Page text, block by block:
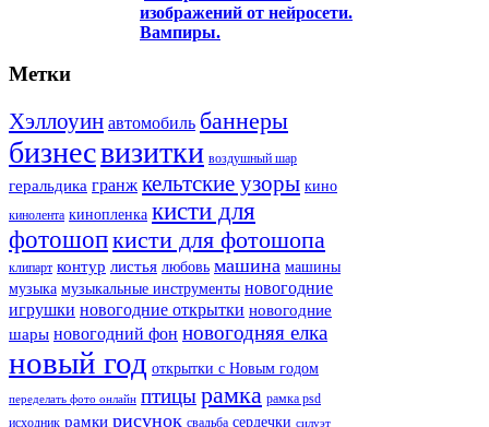
изображений от нейросети.
Вампиры.
Метки
Хэллоуин автомобиль баннеры
бизнесвизитки воздушный шар
геральдика гранж кельтские узоры кино
кинолента кинопленка кисти для
фотошопкисти для фотошопа
клипарт контур листья любовь машина машины
музыка музыкальные инструменты новогодние
игрушки новогодние открытки новогодние
шары новогодний фон новогодняя елка
новый год открытки с Новым годом
переделать фото онлайн птицырамка рамка psd
исходник рамки рисунок свадьба сердечки силуэт